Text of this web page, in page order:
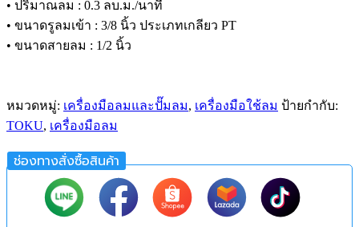
• ปริมาณลม : 0.3 ลบ.ม./นาที
• ขนาดรูลมเข้า : 3/8 นิ้ว ประเภทเกลียว PT
• ขนาดสายลม : 1/2 นิ้ว
หมวดหมู่: เครื่องมือลมและปั๊มลม, เครื่องมือใช้ลม ป้ายกำกับ:
TOKU, เครื่องมือลม
ช่องทางสั่งซื้อสินค้า